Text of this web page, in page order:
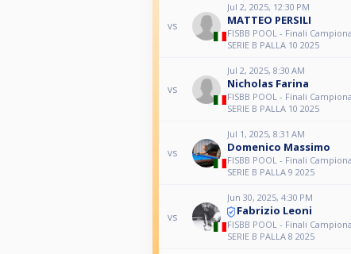
vs
Jul 2, 2025, 12:30 PM
MATTEO PERSILI
FISBB POOL - Finali
SERIE B PALLA 10 2025
vs
Jul 2, 2025, 8:30 AM
Nicholas Farina
FISBB POOL - Finali
SERIE B PALLA 10 2025
vs
Jul 1, 2025, 8:31 AM
Domenico Massimo
FISBB POOL - Finali
SERIE B PALLA 9 2025
vs
Jun 30, 2025, 4:30 PM
Fabrizio Leoni
FISBB POOL - Finali
SERIE B PALLA 8 2025